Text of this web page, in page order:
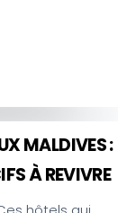
MALDIVES :
À REVIVRE